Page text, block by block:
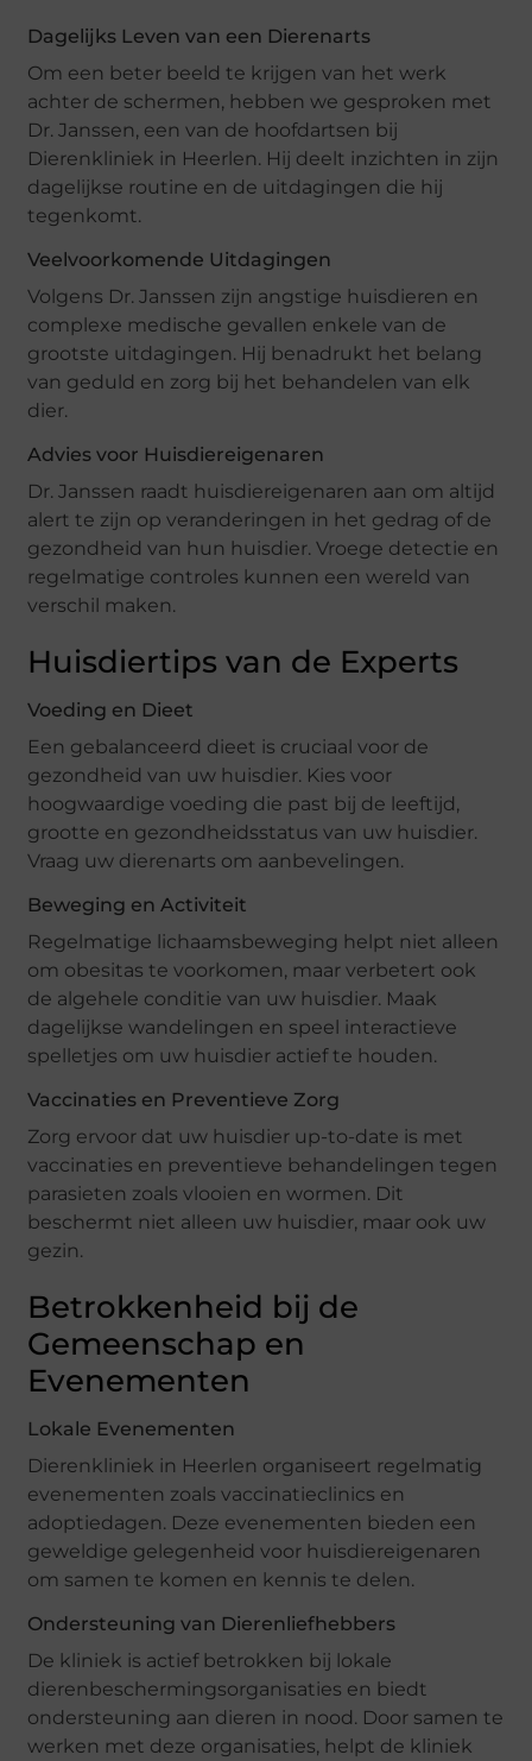
Dagelijks Leven van een Dierenarts
Om een beter beeld te krijgen van het werk
achter de schermen, hebben we gesproken met
Dr. Janssen, een van de hoofdartsen bij
Dierenkliniek in Heerlen. Hij deelt inzichten in zijn
dagelijkse routine en de uitdagingen die hij
tegenkomt.
Veelvoorkomende Uitdagingen
Volgens Dr. Janssen zijn angstige huisdieren en
complexe medische gevallen enkele van de
grootste uitdagingen. Hij benadrukt het belang
van geduld en zorg bij het behandelen van elk
dier.
Advies voor Huisdiereigenaren
Dr. Janssen raadt huisdiereigenaren aan om altijd
alert te zijn op veranderingen in het gedrag of de
gezondheid van hun huisdier. Vroege detectie en
regelmatige controles kunnen een wereld van
verschil maken.
Huisdiertips van de Experts
Voeding en Dieet
Een gebalanceerd dieet is cruciaal voor de
gezondheid van uw huisdier. Kies voor
hoogwaardige voeding die past bij de leeftijd,
grootte en gezondheidsstatus van uw huisdier.
Vraag uw dierenarts om aanbevelingen.
Beweging en Activiteit
Regelmatige lichaamsbeweging helpt niet alleen
om obesitas te voorkomen, maar verbetert ook
de algehele conditie van uw huisdier. Maak
dagelijkse wandelingen en speel interactieve
spelletjes om uw huisdier actief te houden.
Vaccinaties en Preventieve Zorg
Zorg ervoor dat uw huisdier up-to-date is met
vaccinaties en preventieve behandelingen tegen
parasieten zoals vlooien en wormen. Dit
beschermt niet alleen uw huisdier, maar ook uw
gezin.
Betrokkenheid bij de
Gemeenschap en
Evenementen
Lokale Evenementen
Dierenkliniek in Heerlen organiseert regelmatig
evenementen zoals vaccinatieclinics en
adoptiedagen. Deze evenementen bieden een
geweldige gelegenheid voor huisdiereigenaren
om samen te komen en kennis te delen.
Ondersteuning van Dierenliefhebbers
De kliniek is actief betrokken bij lokale
dierenbeschermingsorganisaties en biedt
ondersteuning aan dieren in nood. Door samen te
werken met deze organisaties, helpt de kliniek